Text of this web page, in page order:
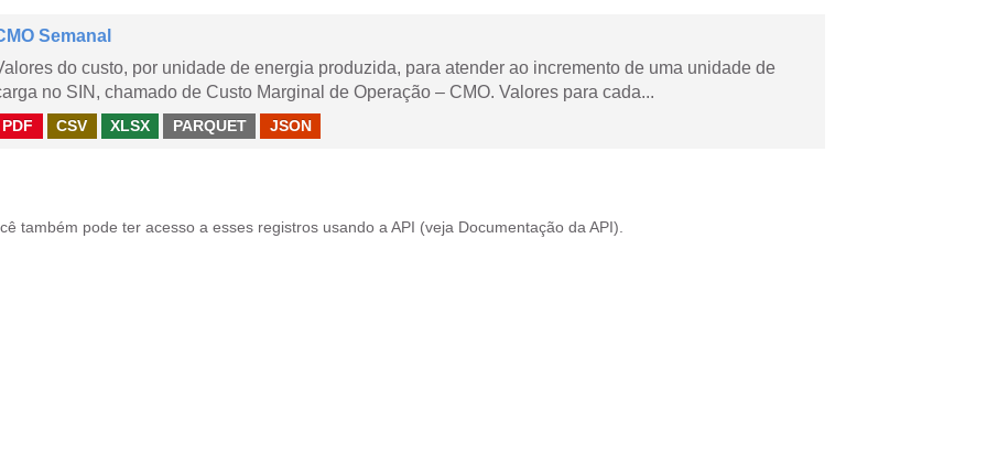
Semanal
do custo, por unidade de energia produzida, para atender ao incremento de uma unidade de
no SIN, chamado de Custo Marginal de Operação – CMO. Valores para cada...
PDF CSV XLSX PARQUET JSON
também pode ter acesso a esses registros usando a API (veja Documentação da API ).